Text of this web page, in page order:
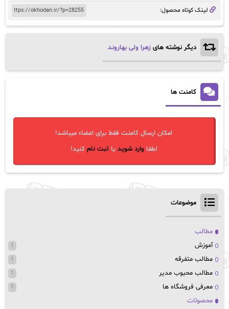
لینک کوتاه محصول:
دیگر نوشته های زهرا ولی بهاروند
کامنت ها
امکان ارسال کامنت فقط برای اعضاء میباشد!
لطفاوارد شوید یاثبت نام کنید!
موضوعات
مطالب
آموزش
1
مطالب متفرقه 1
مطالب محبوب مدیر 1
معرفی فروشگاه ها 1
محصولات